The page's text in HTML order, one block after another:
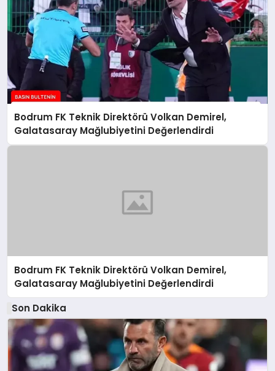
Bodrum FK Teknik Direktörü Volkan Demirel,
Galatasaray Mağlubiyetini Değerlendirdi
Bodrum FK Teknik Direktörü Volkan Demirel,
Galatasaray Mağlubiyetini Değerlendirdi
Son Dakika